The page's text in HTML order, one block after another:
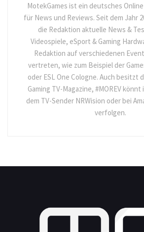
MotekGames ist ein deutsches Online
für News und Reviews. Seit dem Jahr
die Redaktion aktuelle News &
Videospiele, eSport & Gaming
Redaktion auf verschiedenen
vertreten, wie zum Beispiel der
oder ESL One Cologne. Auch besitzt
Gaming TV-Magazine, #MOREV
dem TV-Sender NRWision oder bei
verfolgen.